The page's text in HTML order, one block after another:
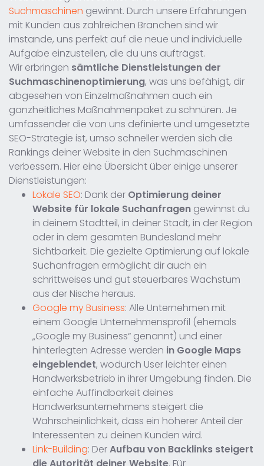
Suchmaschinen gewinnt. Durch unsere Erfahrungen
mit Kunden aus zahlreichen Branchen sind wir
imstande, uns perfekt auf die neue und individuelle
Aufgabe einzustellen, die du uns aufträgst.
Wir erbringen sämtliche Dienstleistungen der
Suchmaschinenoptimierung, was uns befähigt, dir
abgesehen von Einzelmaßnahmen auch ein
ganzheitliches Maßnahmenpaket zu schnüren. Je
umfassender die von uns definierte und umgesetzte
SEO-Strategie ist, umso schneller werden sich die
Rankings deiner Website in den Suchmaschinen
verbessern. Hier eine Übersicht über einige unserer
Dienstleistungen:
Lokale SEO: Dank der Optimierung deiner
Website für lokale Suchanfragen gewinnst du
in deinem Stadtteil, in deiner Stadt, in der Region
oder in dem gesamten Bundesland mehr
Sichtbarkeit. Die gezielte Optimierung auf lokale
Suchanfragen ermöglicht dir auch ein
schrittweises und gut steuerbares Wachstum
aus der Nische heraus.
Google my Business: Alle Unternehmen mit
einem Google Unternehmensprofil (ehemals
„Google my Business“ genannt) und einer
hinterlegten Adresse werden in Google Maps
eingeblendet, wodurch User leichter einen
Handwerksbetrieb in ihrer Umgebung finden. Die
einfache Auffindbarkeit deines
Handwerksunternehmens steigert die
Wahrscheinlichkeit, dass ein höherer Anteil der
Interessenten zu deinen Kunden wird.
Link-Building: DerAufbau von Backlinks steigert